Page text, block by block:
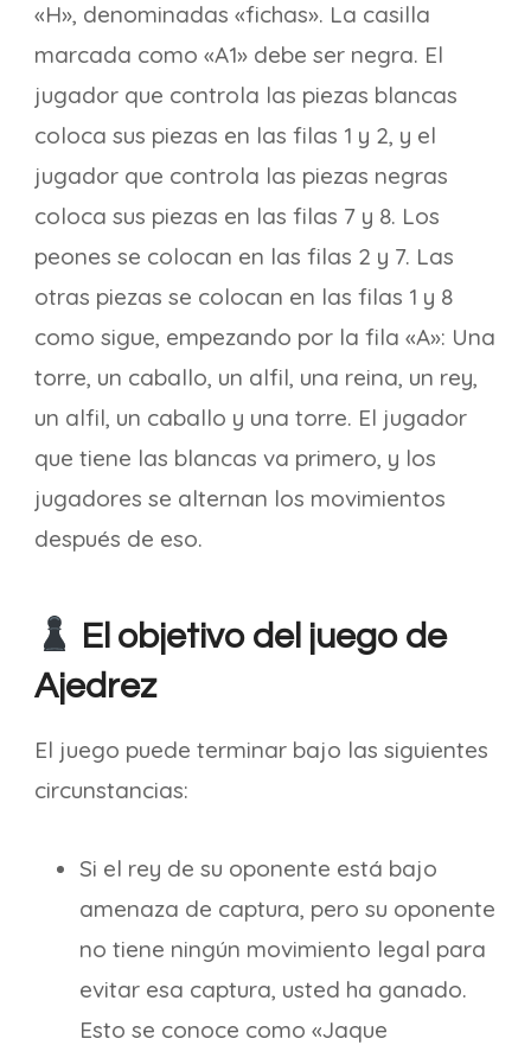
«H», denominadas «fichas». La casilla
marcada como «A1» debe ser negra. El
jugador que controla las piezas blancas
coloca sus piezas en las filas 1 y 2, y el
jugador que controla las piezas negras
coloca sus piezas en las filas 7 y 8. Los
peones se colocan en las filas 2 y 7. Las
otras piezas se colocan en las filas 1 y 8
como sigue, empezando por la fila «A»: Una
torre, un caballo, un alfil, una reina, un rey,
un alfil, un caballo y una torre. El jugador
que tiene las blancas va primero, y los
jugadores se alternan los movimientos
después de eso.
El objetivo del juego de
Ajedrez
El juego puede terminar bajo las siguientes
circunstancias:
Si el rey de su oponente está bajo
amenaza de captura, pero su oponente
no tiene ningún movimiento legal para
evitar esa captura, usted ha ganado.
Esto se conoce como «Jaque